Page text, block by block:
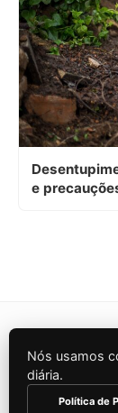
e
© 2026
Nós usamos
diária.
Política de